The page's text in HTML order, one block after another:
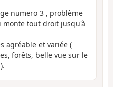
numero 3 , problème
tout droit jusqu'à
agréable et variée (
forêts, belle vue sur le